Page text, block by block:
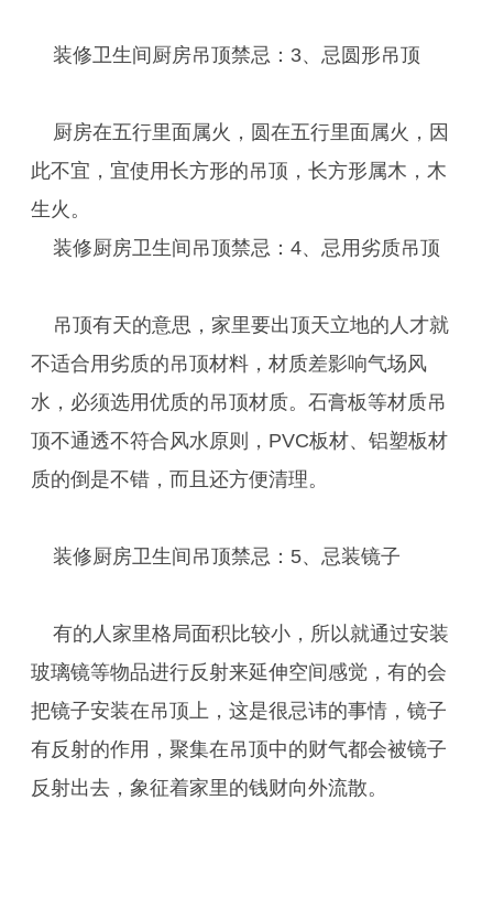
装修卫生间厨房吊顶禁忌：3、忌圆形吊顶
厨房在五行里面属火，圆在五行里面属火，因
此不宜，宜使用长方形的吊顶，长方形属木，木
生火。
装修厨房卫生间吊顶禁忌：4、忌用劣质吊顶
吊顶有天的意思，家里要出顶天立地的人才就
不适合用劣质的吊顶材料，材质差影响气场风
水，必须选用优质的吊顶材质。石膏板等材质吊
顶不通透不符合风水原则，PVC板材、铝塑板材
质的倒是不错，而且还方便清理。
装修厨房卫生间吊顶禁忌：5、忌装镜子
有的人家里格局面积比较小，所以就通过安装
玻璃镜等物品进行反射来延伸空间感觉，有的会
把镜子安装在吊顶上，这是很忌讳的事情，镜子
有反射的作用，聚集在吊顶中的财气都会被镜子
反射出去，象征着家里的钱财向外流散。